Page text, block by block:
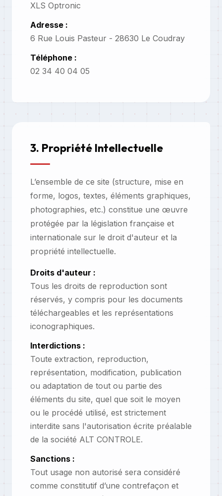
XLS Optronic
Adresse :
6 Rue Louis Pasteur - 28630 Le Coudray
Téléphone :
02 34 40 04 05
3. Propriété Intellectuelle
L’ensemble de ce site (structure, mise en
forme, logos, textes, éléments graphiques,
photographies, etc.) constitue une œuvre
protégée par la législation française et
internationale sur le droit d'auteur et la
propriété intellectuelle.
Droits d'auteur :
Tous les droits de reproduction sont
réservés, y compris pour les documents
téléchargeables et les représentations
iconographiques.
Interdictions :
Toute extraction, reproduction,
représentation, modification, publication
ou adaptation de tout ou partie des
éléments du site, quel que soit le moyen
ou le procédé utilisé, est strictement
interdite sans l'autorisation écrite préalable
de la société ALT CONTROLE.
Sanctions :
Tout usage non autorisé sera considéré
comme constitutif d’une contrefaçon et